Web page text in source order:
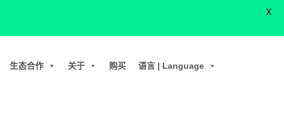
生态合作 关于 购买 语言 | Language
X